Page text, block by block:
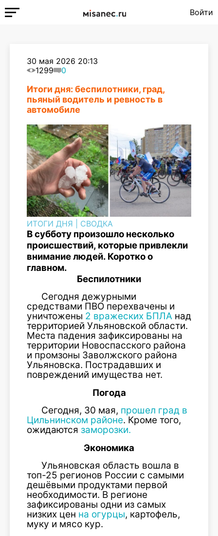
Войти
30 мая 2026 20:13
1299
0
Итоги дня: беспилотники, град,
пьяный водитель и ревность в
автомобиле
ИТОГИ ДНЯ СВОДКА
В субботу произошло несколько
происшествий, которые привлекли
внимание людей. Коротко о
главном.
Беспилотники
Сегодня дежурными
средствами ПВО перехвачены и
уничтожены 2 вражеских БПЛА над
территорией Ульяновской области.
Места падения зафиксированы на
территории Новоспасского района
и промзоны Заволжского района
Ульяновска. Пострадавших и
повреждений имущества нет.
Погода
Сегодня, 30 мая, прошел град в
Цильнинском районе. Кроме того,
ожидаются заморозки.
Экономика
Ульяновская область вошла в
топ-25 регионов России с самыми
дешёвыми продуктами первой
необходимости. В регионе
зафиксированы одни из самых
низких цен на огурцы, картофель,
муку и мясо кур.